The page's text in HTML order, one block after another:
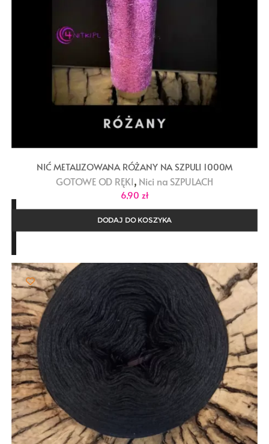
NIĆ METALIZOWANA RÓŻANY NA SZPULI 1000M
GOTOWE OD RĘKI, Nici na SZPULACH
6,90 zł
DODAJ DO KOSZYKA